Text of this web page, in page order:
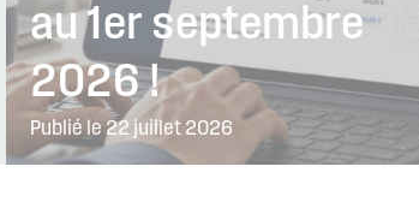
au 1er septembre
2026 !
Publié le 22 juillet 2026